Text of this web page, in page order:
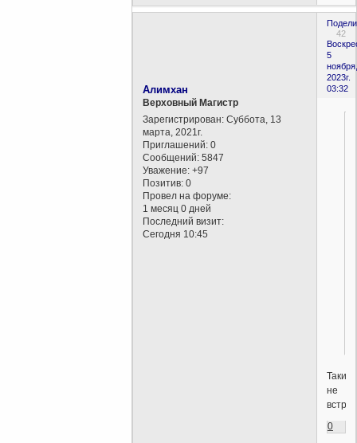
42
5
ноября,
2023г.
03:32
Алимхан
Верховный Магистр
Зарегистрирован: Суббота, 13
марта, 2021г.
Приглашений: 0
Сообщений: 5847
Уважение: +97
Позитив: 0
Провел на форуме:
1 месяц 0 дней
Последний визит:
Сегодня 10:45
Таких
не
0